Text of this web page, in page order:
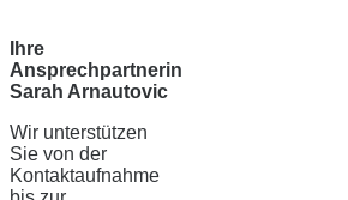
Ihre
Ansprechpartnerin
Sarah Arnautovic
Wir unterstützen
Sie von der
Kontaktaufnahme